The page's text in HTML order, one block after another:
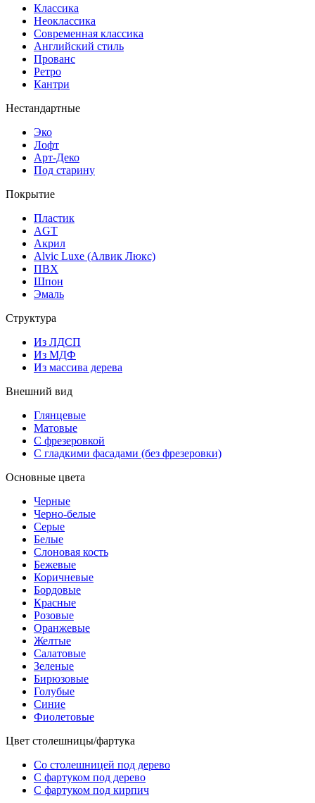
Классика
Неоклассика
Современная классика
Английский стиль
Прованс
Ретро
Кантри
Нестандартные
Эко
Лофт
Арт-Деко
Под старину
Покрытие
Пластик
AGT
Акрил
Alvic Luxe (Алвик Люкс)
ПВХ
Шпон
Эмаль
Структура
Из ЛДСП
Из МДФ
Из массива дерева
Внешний вид
Глянцевые
Матовые
С фрезеровкой
С гладкими фасадами (без фрезеровки)
Основные цвета
Черные
Черно-белые
Серые
Белые
Слоновая кость
Бежевые
Коричневые
Бордовые
Красные
Розовые
Оранжевые
Желтые
Салатовые
Зеленые
Бирюзовые
Голубые
Синие
Фиолетовые
Цвет столешницы/фартука
Со столешницей под дерево
С фартуком под дерево
С фартуком под кирпич